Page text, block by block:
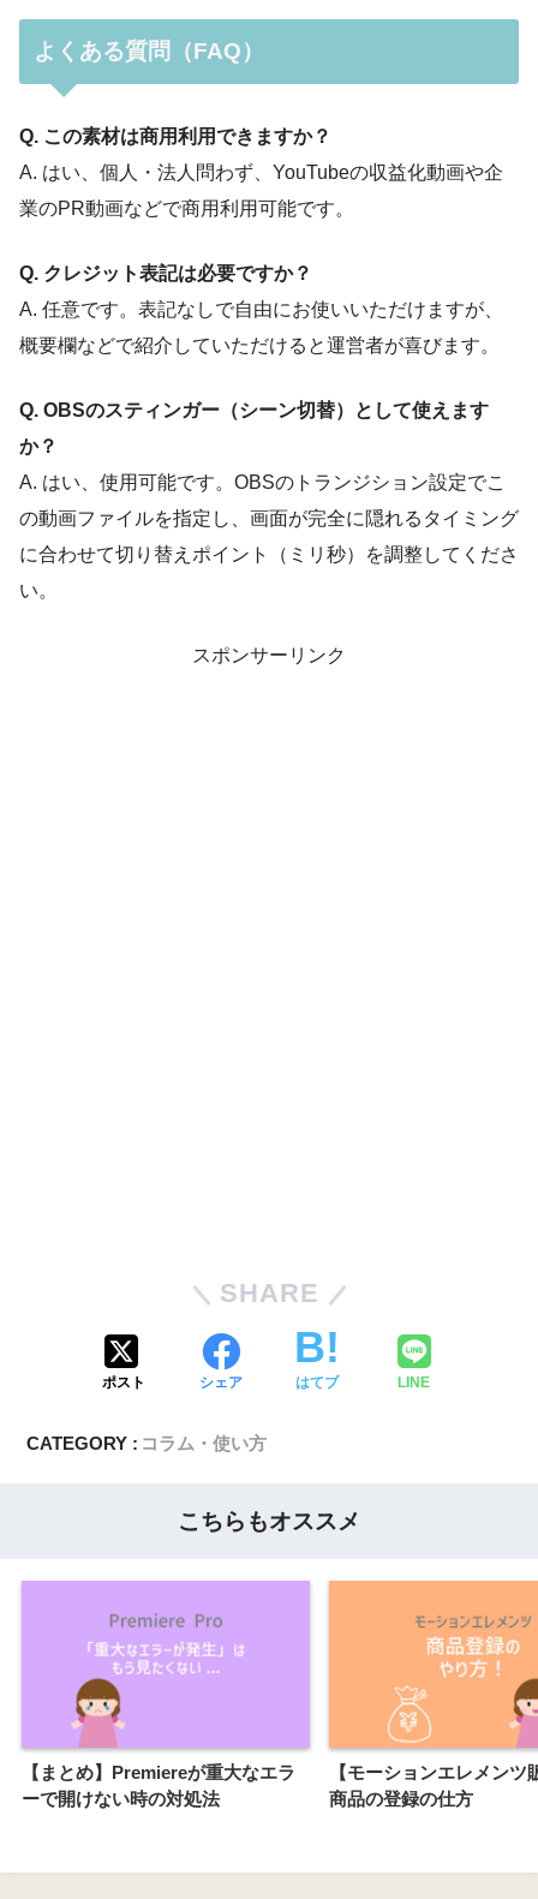
よくある質問（FAQ）
Q. この素材は商用利用できますか？
A. はい、個人・法人問わず、YouTubeの収益化動画や企
業のPR動画などで商用利用可能です。
Q. クレジット表記は必要ですか？
A. 任意です。表記なしで自由にお使いいただけますが、
概要欄などで紹介していただけると運営者が喜びます。
Q. OBSのスティンガー（シーン切替）として使えます
か？
A. はい、使用可能です。OBSのトランジション設定でこ
の動画ファイルを指定し、画面が完全に隠れるタイミング
に合わせて切り替えポイント（ミリ秒）を調整してくださ
い。
スポンサーリンク
SHARE
ポスト シェア はてブ LINE
CATEGORY : コラム・使い方
こちらもオススメ
【まとめ】Premiereが重大なエラ
ーで開けない時の対処法
【モーションエレメンツ
商品の登録の仕方